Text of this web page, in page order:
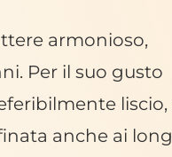
armonioso,
Per il suo gusto
liscio,
anche ai long